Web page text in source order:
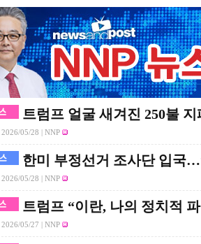
트럼프 얼굴 새겨진 250불 지
2026/05/28 | NNP
한미 부정선거 조사단 입국
2026/05/28 | NNP
트럼프 “이란, 나의 정치적
2026/05/27 | NNP